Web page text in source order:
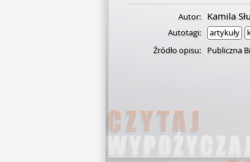
Autor: Kamila
Autotagi: artykuły
Źródło opisu:
Publiczna